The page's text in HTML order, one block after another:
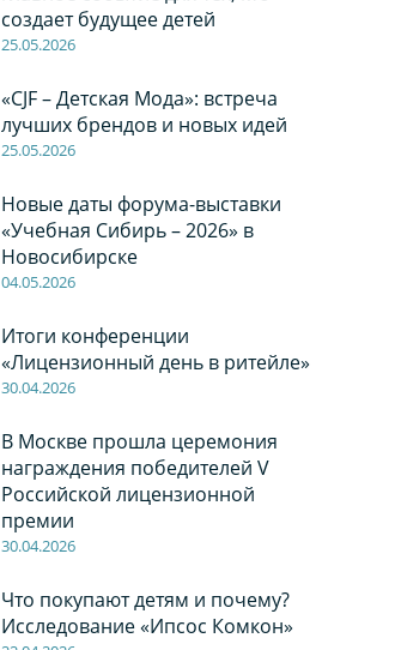
создает будущее детей
25.05.2026
«CJF – Детская Мода»: встреча
лучших брендов и новых идей
25.05.2026
Новые даты форума-выставки
«Учебная Сибирь – 2026» в
Новосибирске
04.05.2026
Итоги конференции
«Лицензионный день в ритейле»
30.04.2026
В Москве прошла церемония
награждения победителей V
Российской лицензионной
премии
30.04.2026
Что покупают детям и почему?
Исследование «Ипсос Комкон»